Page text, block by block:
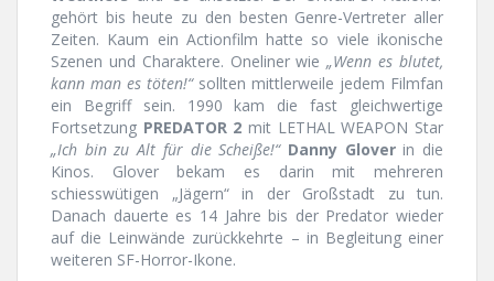
gehört bis heute zu den besten Genre-Vertreter aller
Zeiten. Kaum ein Actionfilm hatte so viele ikonische
Szenen und Charaktere. Oneliner wie„Wenn es blutet,
kann man es töten!“ sollten mittlerweile jedem Filmfan
ein Begriff sein. 1990 kam die fast gleichwertige
Fortsetzung PREDATOR 2 mit LETHAL WEAPON Star
„Ich bin zu Alt für die Scheiße!“ Danny Gloverin die
Kinos. Glover bekam es darin mit mehreren
schiesswütigen „Jägern“ in der Großstadt zu tun.
Danach dauerte es 14 Jahre bis der Predator wieder
auf die Leinwände zurückkehrte – in Begleitung einer
weiteren SF-Horror-Ikone.